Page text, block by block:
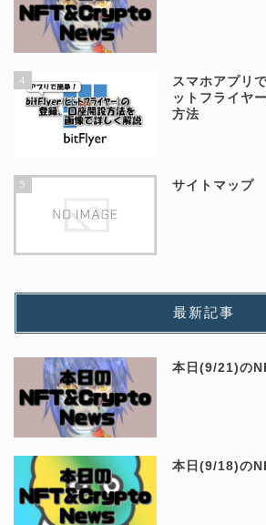
4
スマホアプリ
ットフライヤ
方法
5 サイトマップ
最新記事
本日(9/21)の
本日(9/18)の